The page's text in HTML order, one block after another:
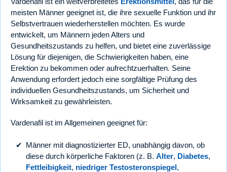
meisten Männer geeignet ist, die ihre sexuelle Funktion und ihr
Selbstvertrauen wiederherstellen möchten. Es wurde
entwickelt, um Männern jeden Alters und
Gesundheitszustands zu helfen, und bietet eine zuverlässige
Lösung für diejenigen, die Schwierigkeiten haben, eine
Erektion zu bekommen oder aufrechtzuerhalten. Seine
Anwendung erfordert jedoch eine sorgfältige Prüfung des
individuellen Gesundheitszustands, um Sicherheit und
Wirksamkeit zu gewährleisten.
Vardenafil ist im Allgemeinen geeignet für:
Männer mit diagnostizierter ED, unabhängig davon, ob
diese durch körperliche Faktoren (z. B. Alter, Diabetes,
Fettleibigkeit, niedriger Testosteronspiegel,